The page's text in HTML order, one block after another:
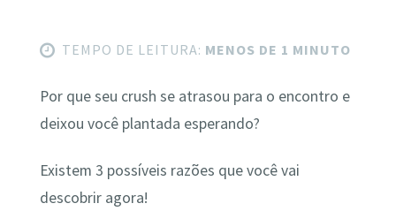
TEMPO DE LEITURA: MENOS DE 1 MINUTO
Por que seu crush se atrasou para o encontro e
deixou você plantada esperando?
Existem 3 possíveis razões que você vai
descobrir agora!